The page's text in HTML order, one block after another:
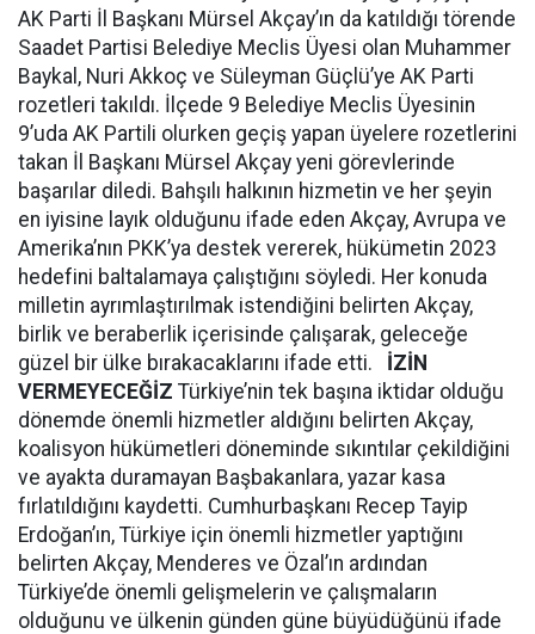
AK Parti İl Başkanı Mürsel Akçay’ın da katıldığı törende
Saadet Partisi Belediye Meclis Üyesi olan Muhammer
Baykal, Nuri Akkoç ve Süleyman Güçlü’ye AK Parti
rozetleri takıldı. İlçede 9 Belediye Meclis Üyesinin
9’uda AK Partili olurken geçiş yapan üyelere rozetlerini
takan İl Başkanı Mürsel Akçay yeni görevlerinde
başarılar diledi. Bahşılı halkının hizmetin ve her şeyin
en iyisine layık olduğunu ifade eden Akçay, Avrupa ve
Amerika’nın PKK’ya destek vererek, hükümetin 2023
hedefini baltalamaya çalıştığını söyledi. Her konuda
milletin ayrımlaştırılmak istendiğini belirten Akçay,
birlik ve beraberlik içerisinde çalışarak, geleceğe
güzel bir ülke bırakacaklarını ifade etti. İZİN
VERMEYECEĞİZ Türkiye’nin tek başına iktidar olduğu
dönemde önemli hizmetler aldığını belirten Akçay,
koalisyon hükümetleri döneminde sıkıntılar çekildiğini
ve ayakta duramayan Başbakanlara, yazar kasa
fırlatıldığını kaydetti. Cumhurbaşkanı Recep Tayip
Erdoğan’ın, Türkiye için önemli hizmetler yaptığını
belirten Akçay, Menderes ve Özal’ın ardından
Türkiye’de önemli gelişmelerin ve çalışmaların
olduğunu ve ülkenin günden güne büyüdüğünü ifade